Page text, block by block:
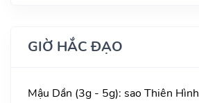
GIỜ HẮC ĐẠO
Mậu Dần (3g - 5g): sao Thiên Hình